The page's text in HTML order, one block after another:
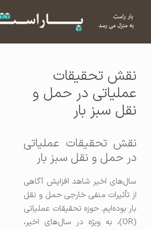
نقش تحقیقات
عملیاتی در حمل و
نقل سبز بار
نقش تحقیقات عملیاتی
در حمل و نقل سبز بار
سال‌های اخیر شاهد افزایش آگاهی
از تأثیرات منفی خارجی حمل و نقل
بار بوده‌ایم. حوزه تحقیقات عملیاتی
(OR)، به ویژه در سال‌های اخیر،